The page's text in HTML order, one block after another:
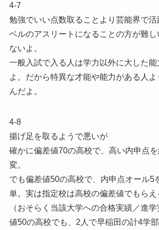
4-7
勉強でいい点数取ることより芸能界で活
ベルのアスリートになることの方が難
ないよ。
一般入試で入る人は学力以外に大した
よ。だから特異な才能や能力がある人
んだよ。
4-8
揚げ足を取るようで悪いが
確かに偏差値70の高校で、高い内申点
変。
でも偏差値50の高校で、内申点オール5
単。実は指定校は高校の偏差値でもら
（おそらく当該大学への合格実績／進
値50の高校でも、2人で早稲田の計4学